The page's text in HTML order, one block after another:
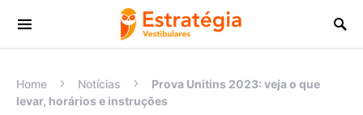
Procurar:
Home Notícias
Prova Unitins 2023: veja o que
levar, horários e instruções